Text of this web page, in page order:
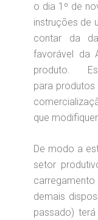
o dia 1º de
instruções de
contar da
favorável da
produto.
para
que
De modo a
setor
demais
passado)